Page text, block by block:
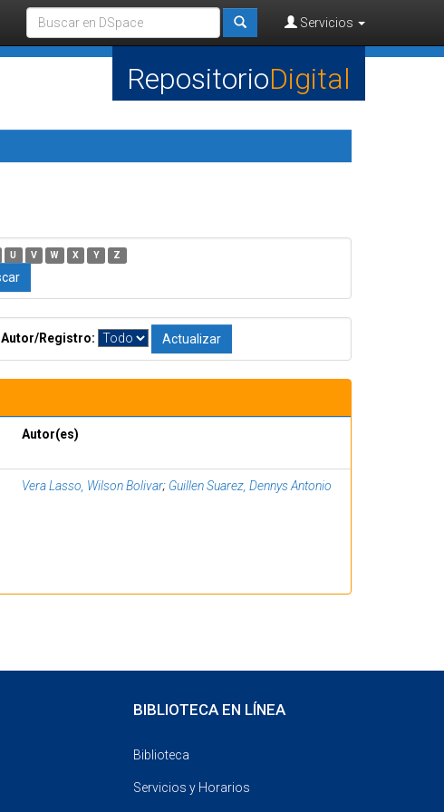
Servicios
RepositorioDigital
U V W X Y Z
Autor/Registro:
Autor(es)
Vera Lasso, Wilson Bolivar; Guillen Suarez, Dennys Antonio
BIBLIOTECA EN LÍNEA
Biblioteca
Servicios y Horarios